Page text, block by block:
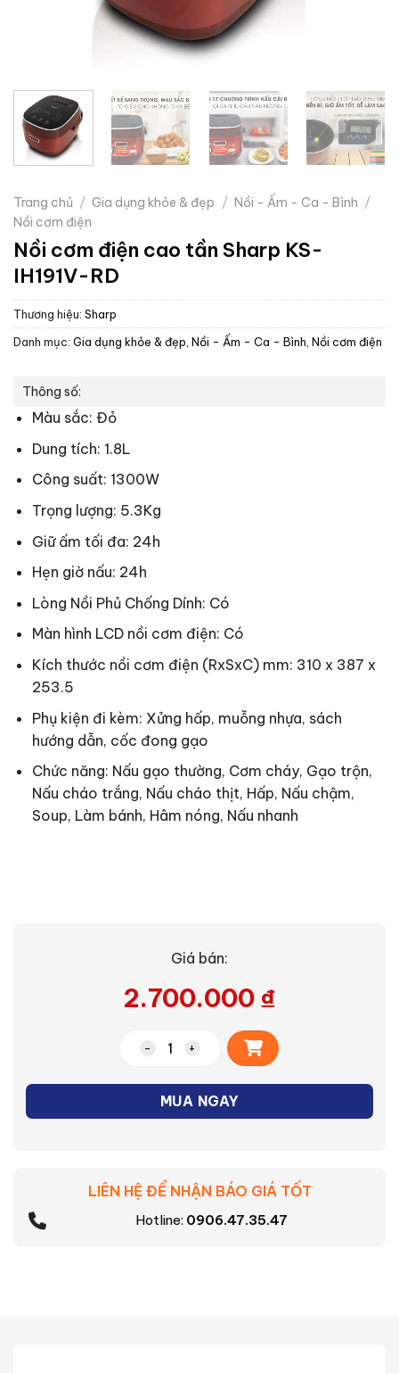
Trang chủ / Gia dụng khỏe & đẹp / Nồi - Ấm - Ca - Bình /
Nồi cơm điện
Nồi cơm điện cao tần Sharp KS-
IH191V-RD
Thương hiệu: Sharp
Danh mục: Gia dụng khỏe & đẹp Nồi - Ấm - Ca - Bình Nồi cơm điện
Thông số:
Màu sắc: Đỏ
Dung tích: 1.8L
Công suất: 1300W
Trọng lượng: 5.3Kg
Giữ ấm tối đa: 24h
Hẹn giờ nấu: 24h
Lòng Nồi Phủ Chống Dính: Có
Màn hình LCD nồi cơm điện: Có
Kích thước nồi cơm điện (RxSxC) mm: 310 x 387 x
253.5
Phụ kiện đi kèm: Xửng hấp, muỗng nhựa, sách
hướng dẫn, cốc đong gạo
Chức năng: Nấu gạo thường, Cơm cháy, Gạo trộn,
Nấu cháo trắng, Nấu cháo thịt, Hấp, Nấu chậm,
Soup, Làm bánh, Hâm nóng, Nấu nhanh
Giá bán:
2.700.000 ₫
Nồi cơm điện cao tần Sharp KS-
MUA NGAY
Alternative:
LIÊN HỆ ĐỂ NHẬN BÁO GIÁ TỐT
Hotline: 0906.47.35.47